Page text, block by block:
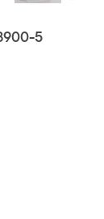
5